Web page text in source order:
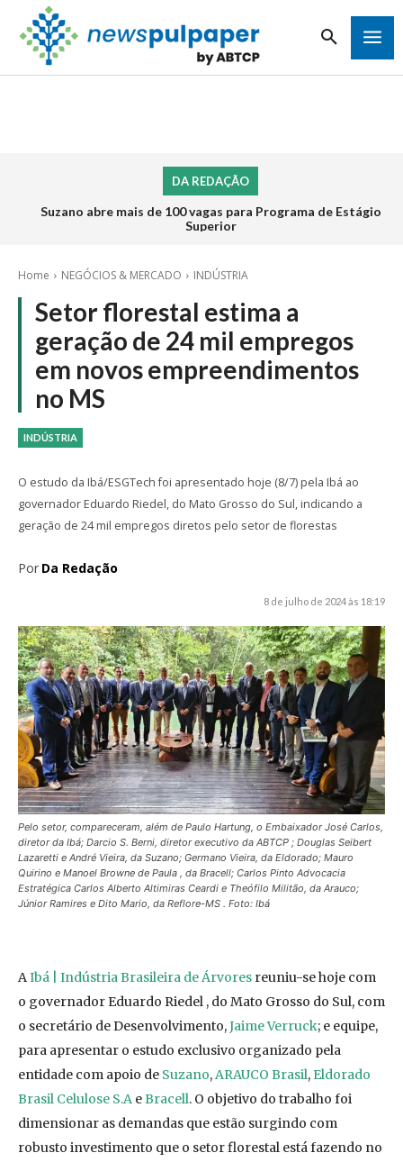
DA REDAÇÃO
Suzano abre mais de 100 vagas para Programa de Estágio
Superior
Home NEGÓCIOS & MERCADO INDÚSTRIA
Setor florestal estima a
geração de 24 mil empregos
em novos empreendimentos
no MS
INDÚSTRIA
O estudo da Ibá/ESGTech foi apresentado hoje (8/7) pela Ibá ao
governador Eduardo Riedel, do Mato Grosso do Sul, indicando a
geração de 24 mil empregos diretos pelo setor de florestas
Por Da Redação
8 de julho de 2024 às 18:19
Pelo setor, compareceram, além de Paulo Hartung, o Embaixador José Carlos,
diretor da Ibá; Darcio S. Berni, diretor executivo da ABTCP ; Douglas Seibert
Lazaretti e André Vieira, da Suzano; Germano Vieira, da Eldorado; Mauro
Quirino e Manoel Browne de Paula , da Bracell; Carlos Pinto Advocacia
Estratégica Carlos Alberto Altimiras Ceardi e Theófilo Militão, da Arauco;
Júnior Ramires e Dito Mario, da Reflore-MS . Foto: Ibá
AIbá | Indústria Brasileira de Árvores reuniu-se hoje com
o governador Eduardo Riedel , do Mato Grosso do Sul, com
o secretário de Desenvolvimento,Jaime Verruck; e equipe,
para apresentar o estudo exclusivo organizado pela
entidade com apoio de Suzano,ARAUCO Brasil, Eldorado
Brasil Celulose S.A eBracell. O objetivo do trabalho foi
dimensionar as demandas que estão surgindo com
robusto investimento que o setor florestal está fazendo no